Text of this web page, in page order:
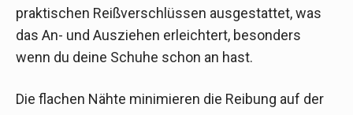
praktischen Reißverschlüssen ausgestattet, was
das An- und Ausziehen erleichtert, besonders
wenn du deine Schuhe schon an hast.
Die flachen Nähte minimieren die Reibung auf der